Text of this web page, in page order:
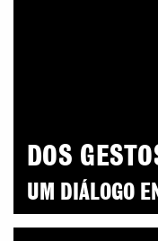
DOS
UM DIÁLOGO